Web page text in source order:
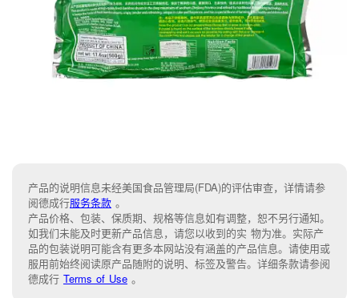
产品的说明信息未经美国食品管理局(FDA)的评估审查，详情请参
阅德成行服务条款 。
产品价格、包装、保质期、规格等信息如有调整，恕不另行通知。
如我们未能及时更新产品信息，请您以收到的实 物为准。实际产
品的包装说明可能含有更多本网站没有涵盖的产品信息。请使用或
服用前始终阅读原产品随附的说明、标签及警告。详细条款请参阅
德成行 Terms of Use 。